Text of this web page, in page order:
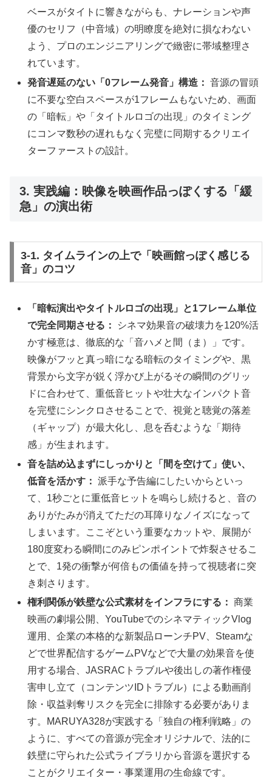
ベースがタイトに響きながらも、ナレーションや声
優のセリフ（中音域）の明瞭度を絶対に損なわない
よう、プロのエンジニアリングで緻密に帯域整理さ
れています。
発音遅延のない「0フレーム発音」構造： 音源の冒頭
に不要な空白スペースが1フレームもないため、画面
の「暗転」や「タイトルロゴの出現」のタイミング
にコンマ数秒の遅れもなく完璧に同期するクリエイ
ターファーストの設計。
3. 実践編：映像を映画作品っぽくする「緩
急」の演出術
3-1. タイムラインの上で「映画館っぽく感じる
音」のコツ
「暗転演出やタイトルロゴの出現」と1フレーム単位
で完全同期させる：
シネマ効果音の破壊力を120%活
かす極意は、徹底的な「音ハメと間（ま）」です。
映像がフッと真っ暗になる暗転のタイミングや、黒
背景から文字が鋭く浮かび上がるその瞬間のグリッ
ドに合わせて、重低音ヒットや壮大なインパクト音
を完璧にシンクロさせることで、視覚と聴覚の落差
（ギャップ）が最大化し、息を呑むような「期待
感」が生まれます。
音を詰め込まずにしっかりと「間を空けて」使い、
低音を活かす： 派手な予告編にしたいからといっ
て、1秒ごとに重低音ヒットを鳴らし続けると、音の
ありがたみが消えてただの耳障りなノイズになって
しまいます。ここぞという重要なカットや、展開が
180度変わる瞬間にのみピンポイントで炸裂させるこ
とで、1発の衝撃が何倍もの価値を持って視聴者に突
き刺さります。
権利関係が鉄壁な公式素材をインフラにする： 商業
映画の劇場公開、YouTubeでのシネマティックVlog
運用、企業の本格的な新製品ローンチPV、Steamな
どで世界配信するゲームPVなどで大量の効果音を使
用する場合、JASRACトラブルや後出しの著作権侵
害申し立て（コンテンツIDトラブル）による動画削
除・収益剥奪リスクを完全に排除する必要がありま
す。MARUYA328が実践する「独自の権利戦略」の
ように、すべての音源が完全オリジナルで、法的に
鉄壁に守られた公式ライブラリから音源を選択する
ことがクリエイター・事業運用の生命線です。